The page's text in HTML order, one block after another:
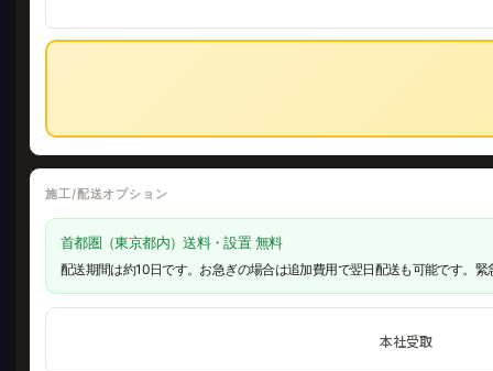
施工/配送オプション
首都圏（東京都内）送料・設置 無料
配送期間は約10日です。お急ぎの場合は追加費用で翌日配送も可能です。
本社受取